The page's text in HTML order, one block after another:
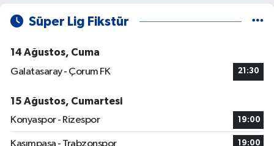
Süper Lig Fikstür
14 Ağustos, Cuma
Galatasaray - Çorum FK
21:30
15 Ağustos, Cumartesi
Konyaspor - Rizespor
19:00
Kasımpaşa - Trabzonspor 19:00